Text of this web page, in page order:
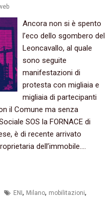
Ancora non si è spento
l’eco dello sgombero del
Leoncavallo, al quale
sono seguite
manifestazioni di
protesta con migliaia e
migliaia di partecipanti
il Comune ma senza
SOS la FORNACE di
è di recente arrivato
dell’immobile.…
ENI, Milano, mobilitazioni,